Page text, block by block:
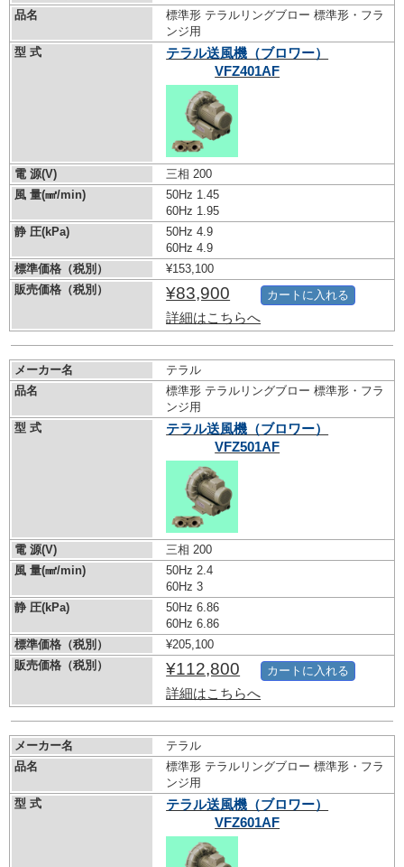
品名
標準形 テラルリングブロー 標準形・フラ
ンジ用
型 式
テラル送風機（ブロワー）
VFZ401AF
電 源(V)
三相 200
風 量(㎣/min)
50Hz 1.45
60Hz 1.95
静 圧(kPa)
50Hz 4.9
60Hz 4.9
標準価格（税別）
¥153,100
販売価格（税別）
¥83,900
詳細はこちらへ
カートに入れる
メーカー名
テラル
品名
標準形 テラルリングブロー 標準形・フラ
ンジ用
型 式
テラル送風機（ブロワー）
VFZ501AF
電 源(V)
三相 200
風 量(㎣/min)
50Hz 2.4
60Hz 3
静 圧(kPa)
50Hz 6.86
60Hz 6.86
標準価格（税別）
¥205,100
販売価格（税別）
¥112,800
詳細はこちらへ
カートに入れる
メーカー名
テラル
品名
標準形 テラルリングブロー 標準形・フラ
ンジ用
型 式
テラル送風機（ブロワー）
VFZ601AF